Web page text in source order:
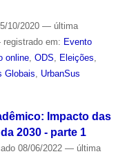
10/2020 — última
em: Evento
online, ODS Eleições
Globais UrbanSus
Impacto das
2030 - parte 1
08/06/2022 — última